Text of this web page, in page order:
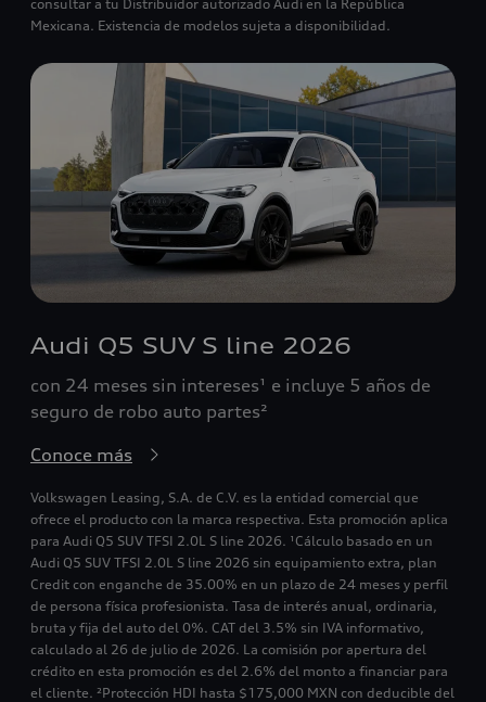
consultar a tu Distribuidor autorizado Audi en la República
Mexicana. Existencia de modelos sujeta a disponibilidad.
Audi Q5 SUV S line 2026
con 24 meses sin intereses¹ e incluye 5 años de
seguro de robo auto partes²
Conoce más
Volkswagen Leasing, S.A. de C.V. es la entidad comercial que
ofrece el producto con la marca respectiva. Esta promoción aplica
para Audi Q5 SUV TFSI 2.0L S line 2026. ¹Cálculo basado en un
Audi Q5 SUV TFSI 2.0L S line 2026 sin equipamiento extra, plan
Credit con enganche de 35.00% en un plazo de 24 meses y perfil
de persona física profesionista. Tasa de interés anual, ordinaria,
bruta y fija del auto del 0%. CAT del 3.5% sin IVA informativo,
calculado al 26 de julio de 2026. La comisión por apertura del
crédito en esta promoción es del 2.6% del monto a financiar para
el cliente. ²Protección HDI hasta $175,000 MXN con deducible del